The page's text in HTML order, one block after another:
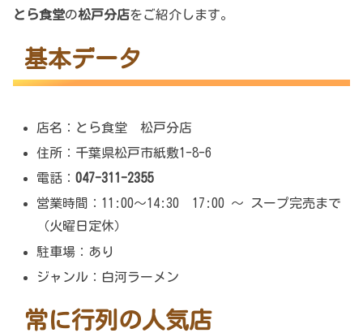
とら食堂の松戸分店をご紹介します。
基本データ
店名：とら食堂 松戸分店
住所：千葉県松戸市紙敷1-8-6
電話：047-311-2355
営業時間：11:00～14:30 17:00 ～ スープ完売まで
（火曜日定休）
駐車場：あり
ジャンル：白河ラーメン
常に行列の人気店